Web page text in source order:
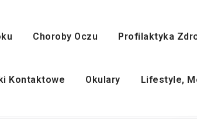
Choroby Oczu Profilaktyka
Kontaktowe Okulary Lifestyle,